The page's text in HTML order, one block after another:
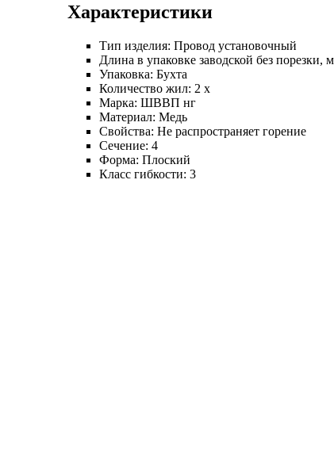
Характеристики
Тип изделия: Провод установочный
Длина в упаковке заводской без порезки,
Упаковка: Бухта
Количество жил: 2 х
Марка: ШВВП нг
Материал: Медь
Свойства: Не распространяет горение
Сечение: 4
Форма: Плоский
Класс гибкости: 3